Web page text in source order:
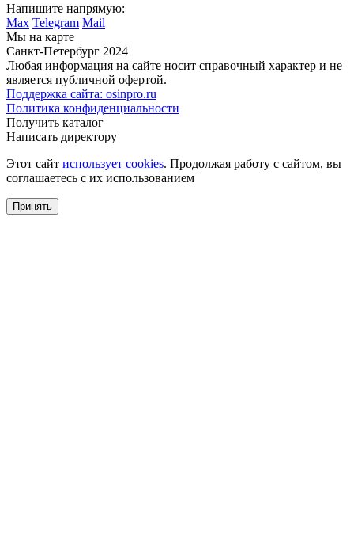
Напишите напрямую:
Max Telegram Mail
Мы на карте
Санкт-Петербург 2024
Любая информация на сайте носит справочный характер и не
является публичной офертой.
Поддержка сайта: osinpro.ru
Политика конфиденциальности
Получить каталог
Написать директору
Этот сайт использует cookies. Продолжая работу с сайтом, вы
соглашаетесь с их использованием
Принять